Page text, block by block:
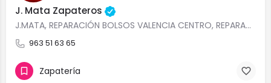
J. Mata Zapateros
J.MATA, REPARACIÓN BOLSOS VALENCIA CENTRO, REPARACIÓN ZAPATOS CALZADOS VALENCIA, DONDE ACORTAR PUNTA ZAPATOS…
963 51 63 65
Zapatería